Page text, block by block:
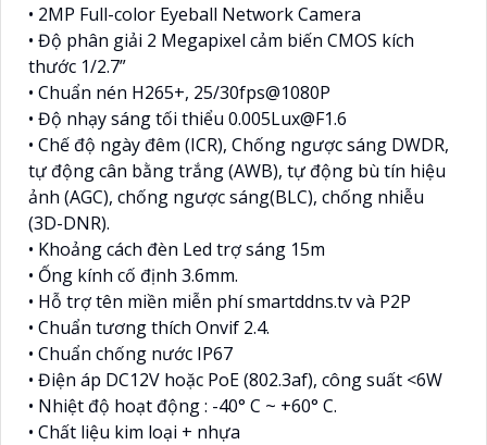
• 2MP Full-color Eyeball Network Camera
• Độ phân giải 2 Megapixel cảm biến CMOS kích
thước 1/2.7”
• Chuẩn nén H265+, 25/30fps@1080P
• Độ nhạy sáng tối thiểu 0.005Lux@F1.6
• Chế độ ngày đêm (ICR), Chống ngược sáng DWDR,
tự động cân bằng trắng (AWB), tự động bù tín hiệu
ảnh (AGC), chống ngược sáng(BLC), chống nhiễu
(3D-DNR).
• Khoảng cách đèn Led trợ sáng 15m
• Ống kính cố định 3.6mm.
• Hỗ trợ tên miền miễn phí smartddns.tv và P2P
• Chuẩn tương thích Onvif 2.4.
• Chuẩn chống nước IP67
• Điện áp DC12V hoặc PoE (802.3af), công suất <6W
• Nhiệt độ hoạt động : -40° C ~ +60° C.
• Chất liệu kim loại + nhựa